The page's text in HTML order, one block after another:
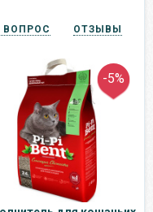
ВОПРОС ОТЗЫВЫ
-5%